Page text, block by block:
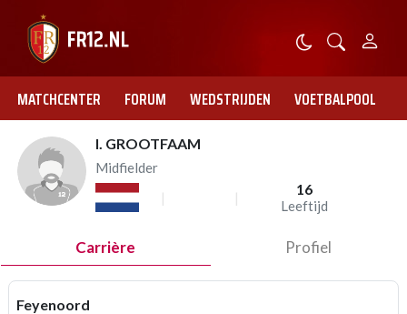
MATCHCENTER FORUM WEDSTRIJDEN VOETBALPOOL
I. GROOTFAAM
Midfielder
16
Leeftijd
Carrière Profiel
Feyenoord